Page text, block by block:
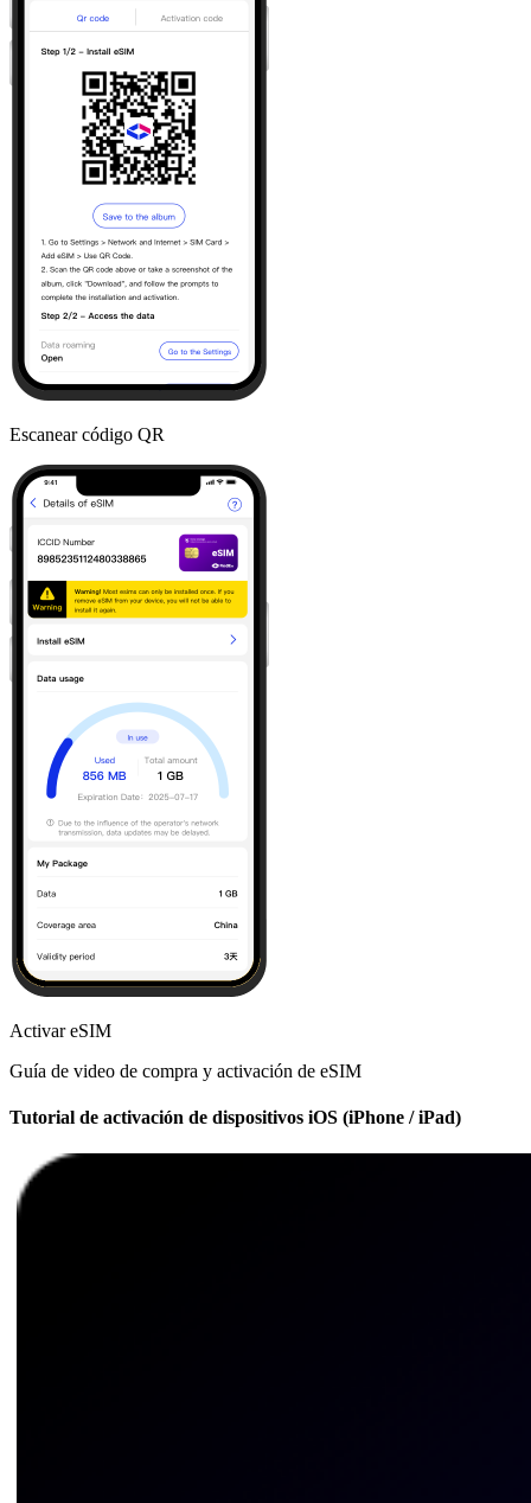
Escanear código QR
Activar eSIM
Guía de video de compra y activación de eSIM
Tutorial de activación de dispositivos iOS (iPhone / iPad)